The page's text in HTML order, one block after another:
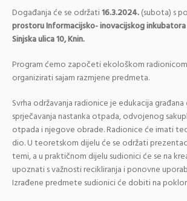
Događanja će se održati16.3.2024.(subota) s
prostoru Informacijsko- inovacijskog inkubatora
Sinjska ulica 10, Knin.
Program ćemo započeti ekološkom
organizirati sajam razmjene predmeta.
Svrha održavanja radionice je edukacija građana
sprječavanja nastanka otpada, odvojenog
otpada i njegove obrade. Radionice će imati
dio. U teoretskom dijelu će se održati
temi, a u praktičnom dijelu sudionici će se na
upoznati s važnosti recikliranja i ponovne
Izrađene predmete sudionici će dobiti na